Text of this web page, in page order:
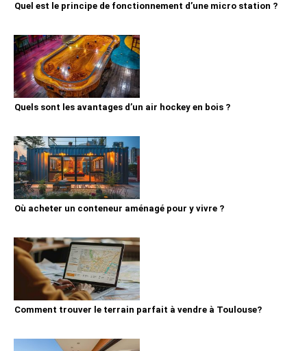
Quel est le principe de fonctionnement d’une micro station ?
Quels sont les avantages d’un air hockey en bois ?
Où acheter un conteneur aménagé pour y vivre ?
Comment trouver le terrain parfait à vendre à Toulouse?